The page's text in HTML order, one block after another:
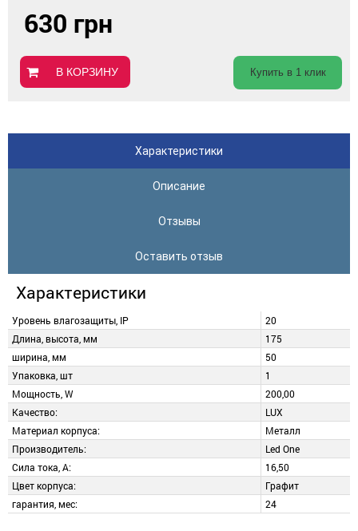
630 грн
В КОРЗИНУ Купить в 1 клик
Характеристики
Описание
Отзывы
Оставить отзыв
Характеристики
Уровень влагозащиты, IP
20
Длина, высота, мм
175
ширина, мм
50
Упаковка, шт
1
Мощность, W
200,00
Качество:
LUX
Материал корпуса:
Металл
Производитель:
Led One
Сила тока, А:
16,50
Цвет корпуса:
Графит
гарантия, мес:
24